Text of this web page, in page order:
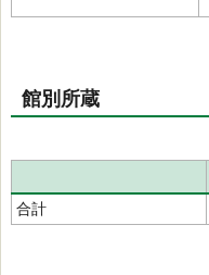
館別所蔵
合計